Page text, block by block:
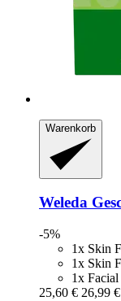
Warenkorb
Weleda
-5%
1x Skin
1x Skin
1x
25,60 € 26,99 €